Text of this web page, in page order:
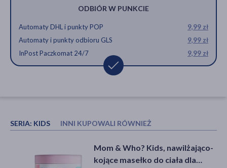
ODBIÓR W PUNKCIE
Automaty DHL i punkty POP
9,99 zł
Automaty i punkty odbioru GLS
9,99 zł
InPost Paczkomat 24/7
9,99 zł
SERIA: KIDS INNI KUPOWALI RÓWNIEŻ
Mom & Who? Kids, krem
multiwitaminowy dla dzieci, na
Mom & Who? Kids, nawilżająco-
kojące masełko do ciała dla